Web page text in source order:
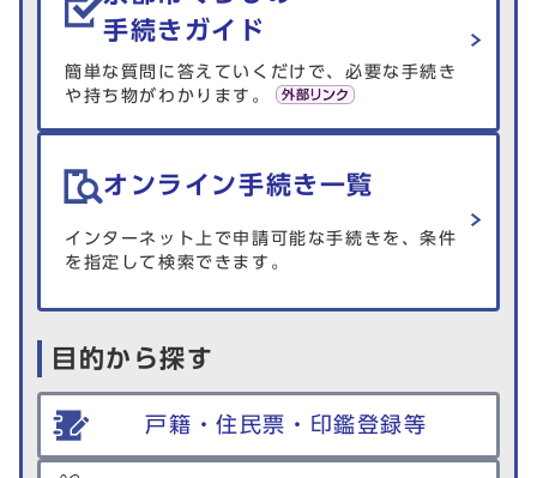
手続きガイド
簡単な質問に答えていくだけで、必要な手続き
や持ち物がわかります。
オンライン手続き一覧
インターネット上で申請可能な手続きを、条件
を指定して検索できます。
目的から探す
戸籍・住民票・印鑑登録等